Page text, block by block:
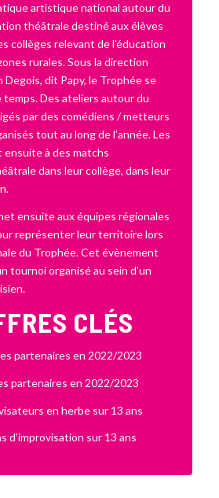
artistique national autour du
théâtrale destiné aux élèves
collèges relevant de l’éducation
rurales. Sous la direction
dit Papy, le Trophée se
Des ateliers autour du
par des comédiens / metteurs
tout au long de l’année. Les
à des matchs
dans leur collège, dans leur
ensuite aux équipes régionales
représenter leur territoire lors
du Trophée. Cet évènement
tournoi organisé au sein d’un
CLÉS
partenaires en 2022/2023
partenaires en 2022/2023
en herbe sur 13 ans
d’improvisation sur 13 ans